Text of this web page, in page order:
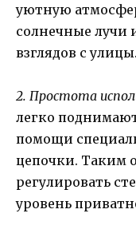
уютную
солнечные
взглядов с улицы.
2. Простота
легко
помощи
цепочки. Таким
регулировать
уровень